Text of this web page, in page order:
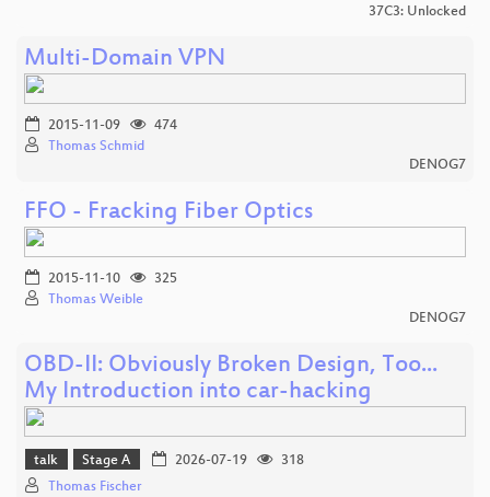
37C3: Unlocked
Multi-Domain VPN
2015-11-09
474
Thomas Schmid
DENOG7
FFO - Fracking Fiber Optics
2015-11-10
325
Thomas Weible
DENOG7
OBD-II: Obviously Broken Design, Too...
My Introduction into car-hacking
talk Stage A 2026-07-19
318
Thomas Fischer